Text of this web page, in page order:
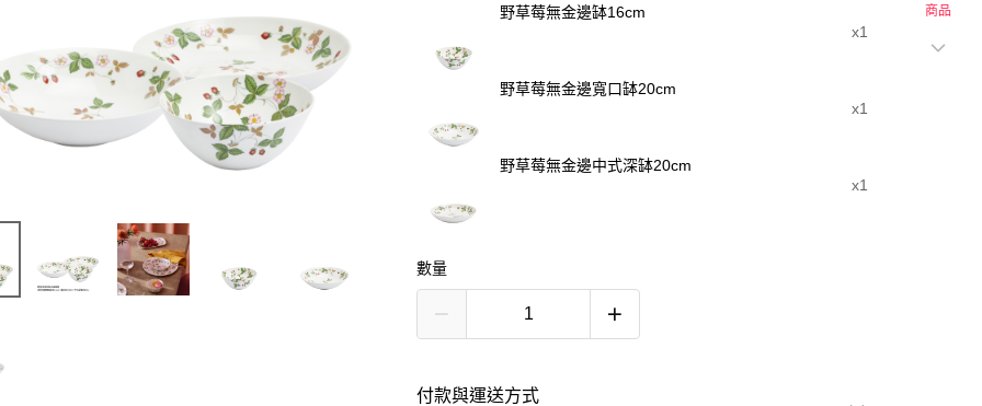
野草莓無金邊缽16cm
x1
野草莓無金邊寬口缽20cm
x1
野草莓無金邊中式深缽20cm
x1
數量
付款與運送方式
商品